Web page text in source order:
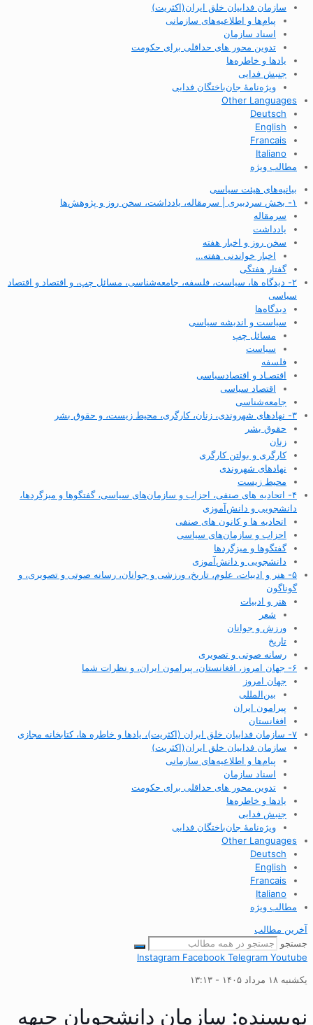
سازمان فداییان خلق ایران(اکثریت)
پیام‌ها و اطلاعیه‌های سازمانی
اسناد سازمان
تدوین محور های حداقلی برای حکومت
یادها و خاطره‌ها
جنبش فدایی
ویژه‌نامهٔ جان‌باختگان فدایی
Other Languages
Deutsch
English
Francais
Italiano
مطالب ویژه
بیانیه‌های هیئت سیاسی
۱- بخش سردبیری | سرمقاله، یادداشت، سخن روز و پژوهش‌ها
سرمقاله
یادداشت
سخن روز و اخبار هفته
اخبار خواندنی هفته…
گفتار هفتگی
۲- دیدگاه ها، سیاست، فلسفه، جامعه‌شناسی، مسائل چپ، و اقتصاد و اقتصاد
سیاسی
دیدگاه‌ها
سیاست و اندیشه سیاسی
مسائل چپ
سیاست
فلسفه
اقتصـاد و اقتصاد‌سیاسی
اقتصاد سیاسی
جامعه‌شناسی
۳- نهادهای شهروندی، زنان، کارگری، محیط زیست، و حقوق بشر
حقوق بشر
زنان
کارگری و بولتن کارگری
نهادهای شهروندی
محیط زیست
۴- اتحادیه های صنفی، احزاب و سازمان‌های سیاسی، گفتگوها و میزگردها،
دانشجویی و دانش‌آموزی
اتحادیه ها و کانون های صنفی
احزاب و سازمان‌های سیاسی
گفتگوها و میزگردها
دانشجویی و دانش‌آموزی
۵- هنر و ادبیات، علوم، تاریخ، ورزشی و جوانان، رسانه صوتی و تصویری، و
گوناگون
هنر و ادبیات
شعر
ورزش و جوانان
تاریخ
رسانه صوتی و تصویری
۶- جهان امروز، افغانستان، پیرامون ایران، و نظرات شما
جهان امروز
بین‌المللی
پیرامون ایران
افغانستان
۷- سازمان فداییان خلق ایران (اکثریت)، یادها و خاطره ها، کتابخانه مجازی
سازمان فداییان خلق ایران(اکثریت)
پیام‌ها و اطلاعیه‌های سازمانی
اسناد سازمان
تدوین محور های حداقلی برای حکومت
یادها و خاطره‌ها
جنبش فدایی
ویژه‌نامهٔ جان‌باختگان فدایی
Other Languages
Deutsch
English
Francais
Italiano
مطالب ویژه
آخرین مطالب
جستجو
Instagram Facebook Telegram Youtube
یکشنبه ۱۸ مرداد ۱۴۰۵ - ۱۳:۱۳
نویسنده: سازمان دانشجویان جبهه